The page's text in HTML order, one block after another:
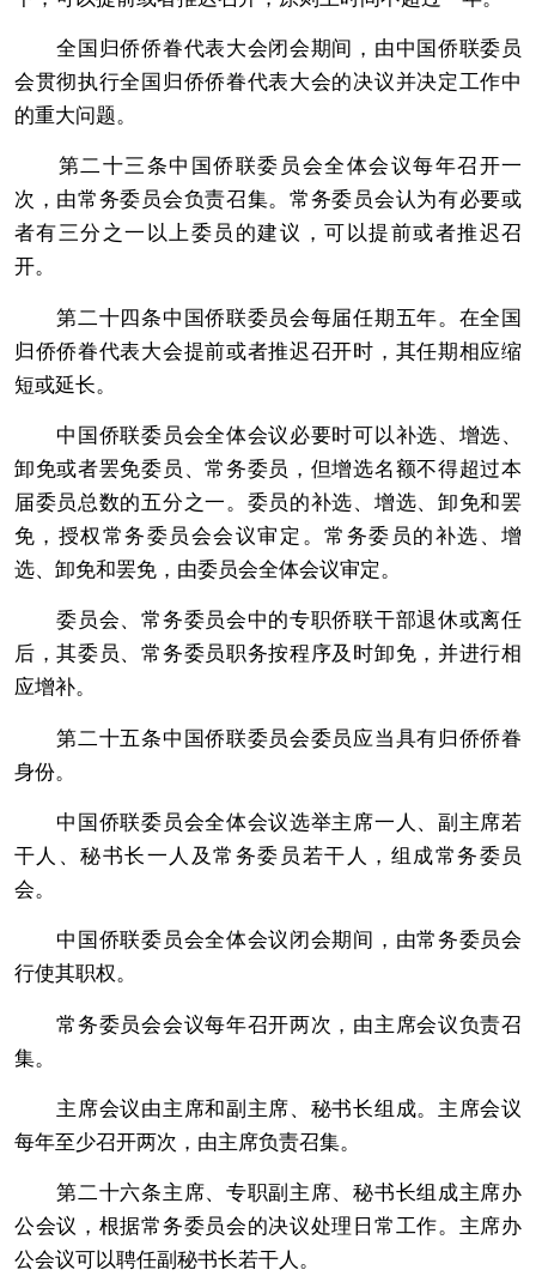
全国归侨侨眷代表大会闭会期间，由中国侨联委员
会贯彻执行全国归侨侨眷代表大会的决议并决定工作中
的重大问题。
第二十三条中国侨联委员会全体会议每年召开一
次，由常务委员会负责召集。常务委员会认为有必要或
者有三分之一以上委员的建议，可以提前或者推迟召
开。
第二十四条中国侨联委员会每届任期五年。在全国
归侨侨眷代表大会提前或者推迟召开时，其任期相应缩
短或延长。
中国侨联委员会全体会议必要时可以补选、增选、
卸免或者罢免委员、常务委员，但增选名额不得超过本
届委员总数的五分之一。委员的补选、增选、卸免和罢
免，授权常务委员会会议审定。常务委员的补选、增
选、卸免和罢免，由委员会全体会议审定。
委员会、常务委员会中的专职侨联干部退休或离任
后，其委员、常务委员职务按程序及时卸免，并进行相
应增补。
第二十五条中国侨联委员会委员应当具有归侨侨眷
身份。
中国侨联委员会全体会议选举主席一人、副主席若
干人、秘书长一人及常务委员若干人，组成常务委员
会。
中国侨联委员会全体会议闭会期间，由常务委员会
行使其职权。
常务委员会会议每年召开两次，由主席会议负责召
集。
主席会议由主席和副主席、秘书长组成。主席会议
每年至少召开两次，由主席负责召集。
第二十六条主席、专职副主席、秘书长组成主席办
公会议，根据常务委员会的决议处理日常工作。主席办
公会议可以聘任副秘书长若干人。